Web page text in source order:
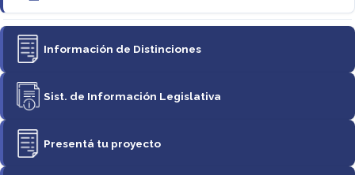
Información de Distinciones
Sist. de Información Legislativa
Presentá tu proyecto